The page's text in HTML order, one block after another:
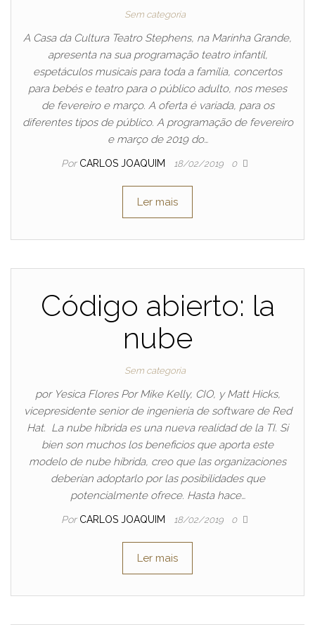
Sem categoria
A Casa da Cultura Teatro Stephens, na Marinha Grande,
apresenta na sua programação teatro infantil,
espetáculos musicais para toda a família, concertos
para bebés e teatro para o público adulto, nos meses
de fevereiro e março. A oferta é variada, para os
diferentes tipos de público. A programação de fevereiro
e março de 2019 do…
Por CARLOS JOAQUIM 18/02/2019 0
Ler mais
Código abierto: la
nube
Sem categoria
por Yesica Flores Por Mike Kelly, CIO, y Matt Hicks,
vicepresidente senior de ingeniería de software de Red
Hat. La nube híbrida es una nueva realidad de la TI. Si
bien son muchos los beneficios que aporta este
modelo de nube híbrida, creo que las organizaciones
deberían adoptarlo por las posibilidades que
potencialmente ofrece. Hasta hace…
Por CARLOS JOAQUIM 18/02/2019 0
Ler mais